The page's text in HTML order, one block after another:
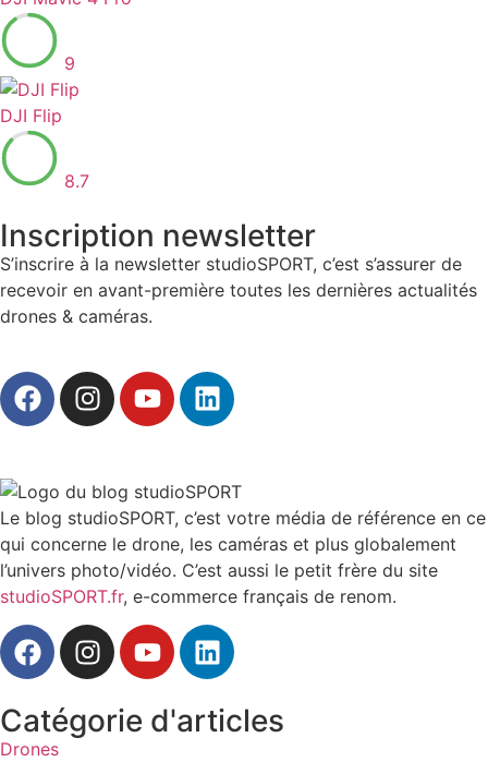
9
DJI Flip
8.7
Inscription newsletter
S’inscrire à la newsletter studioSPORT, c’est s’assurer de
recevoir en avant-première toutes les dernières actualités
drones & caméras.
Le blog studioSPORT, c’est votre média de référence en ce
qui concerne le drone, les caméras et plus globalement
l’univers photo/vidéo. C’est aussi le petit frère du site
studioSPORT.fr, e-commerce français de renom.
Catégorie d'articles
Drones